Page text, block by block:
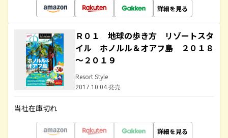
詳細を見る
Ｒ０１ 地球の歩き方 リゾートスタ
イル ホノルル＆オアフ島 ２０１８
～２０１９
Resort Style
2017.10.04 発売
当社在庫切れ
詳細を見る